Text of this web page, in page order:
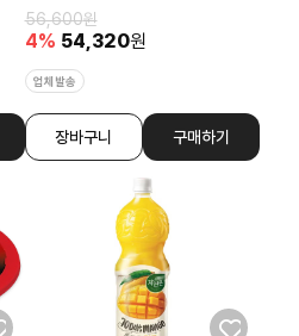
56,600원
4% 54,320원
업체발송
장바구니 구매하기